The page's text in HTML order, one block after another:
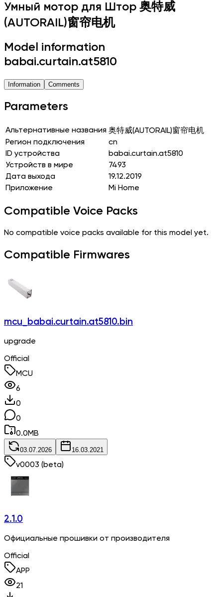
Умный мотор для Штор 奥特威
(AUTORAIL)窗帘电机
Model information
babai.curtain.at5810
Information Comments
Parameters
Альтернативные названия 奥特威(AUTORAIL)窗帘电机
Регион подключения
cn
ID устройства
babai.curtain.at5810
Устройств в мире
7493
Дата выхода
19.12.2019
Приложение
Mi Home
Compatible Voice Packs
No compatible voice packs available for this model yet.
Compatible Firmwares
mcu_babai.curtain.at5810.bin
upgrade
Official
MCU
6
0
0
0.0MB
03.07.2026 16.03.2021
v0003 (beta)
2.1.0
Официальные прошивки от производителя
Official
APP
21